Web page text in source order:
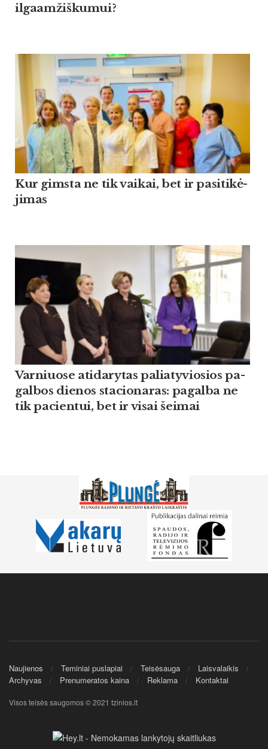
ilgaamžiškumui?
Kur gims­ta ne tik vai­kai, bet ir pa­si­ti­kė­
ji­mas
Var­niuo­se ati­da­ry­tas pa­lia­ty­vio­sios pa­
gal­bos die­nos sta­cio­na­ras: pa­gal­ba ne
tik pa­cien­tui, bet ir vi­sai šei­mai
Naujienos Teminiai puslapiai Teisėsauga
Laisvalaikis
Archyvas
Prenumeratos kaina Reklama Kontaktai
Visos teisės saugomos © 2021 tzinios.lt